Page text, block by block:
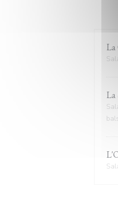
La
La